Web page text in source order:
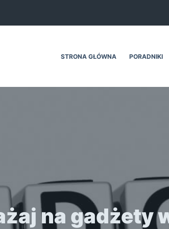
STRONA GŁÓWNA PORADNIKI
na gadżety